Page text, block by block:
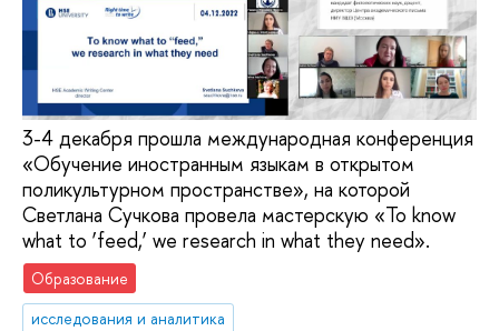
3-4 декабря прошла международная конференция
«Обучение иностранным языкам в открытом
поликультурном пространстве», на которой
Светлана Сучкова провела мастерскую «To know
what to ‘feed,’ we research in what they need».
Образование
исследования и аналитика